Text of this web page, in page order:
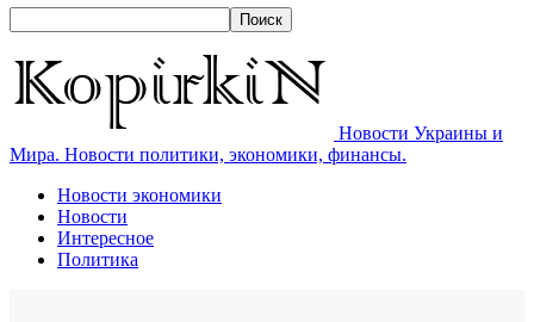
Новости Украины и
Мира. Новости политики, экономики, финансы.
Новости экономики
Новости
Интересное
Политика